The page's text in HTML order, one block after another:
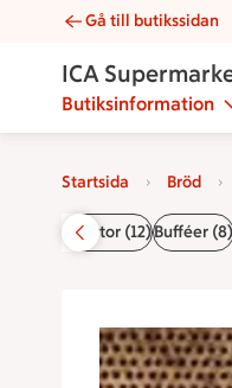
Petit valnöt gateau |
Gå till butikssidan
ICA
Butiksinformation
Startsida Bröd
Smörgåstårtor (12)Bufféer (8)